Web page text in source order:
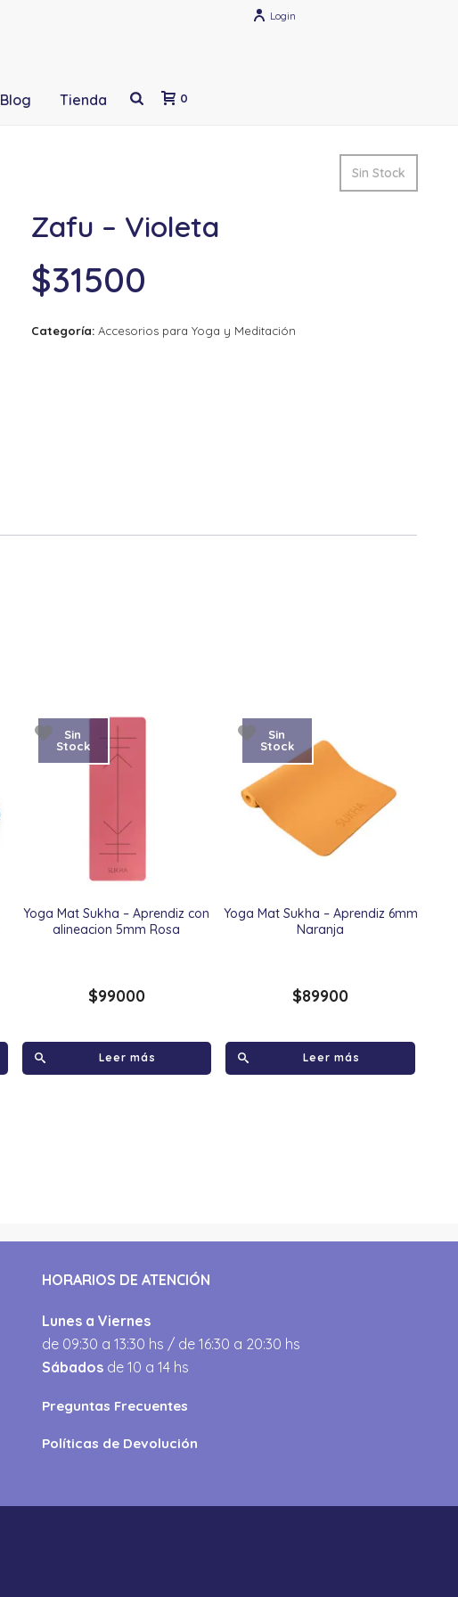
Login
Blog Tienda 0
Sin Stock
Zafu – Violeta
$31500
Categoría: Accesorios para Yoga y Meditación
Yoga Mat Sukha – Aprendiz con
alineacion 5mm Rosa
Sin
Stock
$99000
Leer más
Yoga Mat Sukha – Aprendiz 6mm
Naranja
Sin
Stock
$89900
Leer más
HORARIOS DE ATENCIÓN
Lunes a Viernes
de 09:30 a 13:30 hs / de 16:30 a 20:30 hs
Sábados de 10 a 14 hs
Preguntas Frecuentes
Políticas de Devolución